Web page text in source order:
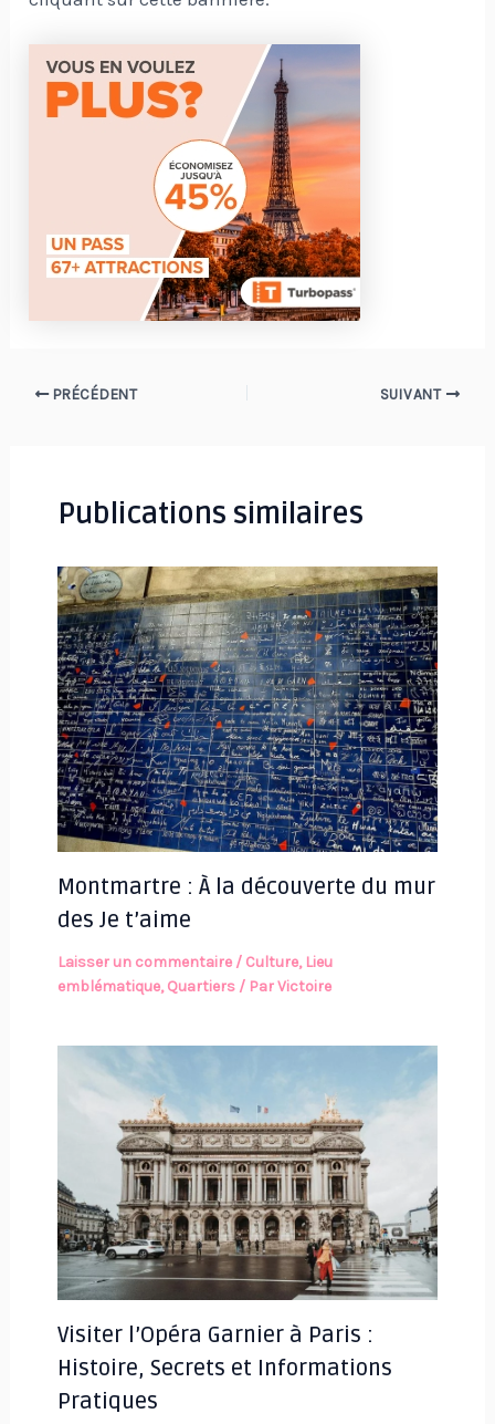
Navigation
PRÉCÉDENT SUIVANT
Publications similaires
Montmartre : À la découverte du mur
des Je t’aime
Laisser un commentaire / Culture, Lieu
emblématique,Quartiers/ ParVictoire
Visiter l’Opéra Garnier à Paris :
Histoire, Secrets et Informations
Pratiques